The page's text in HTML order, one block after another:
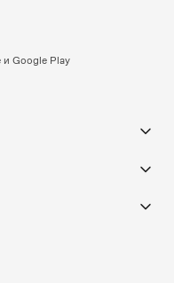
Google Play